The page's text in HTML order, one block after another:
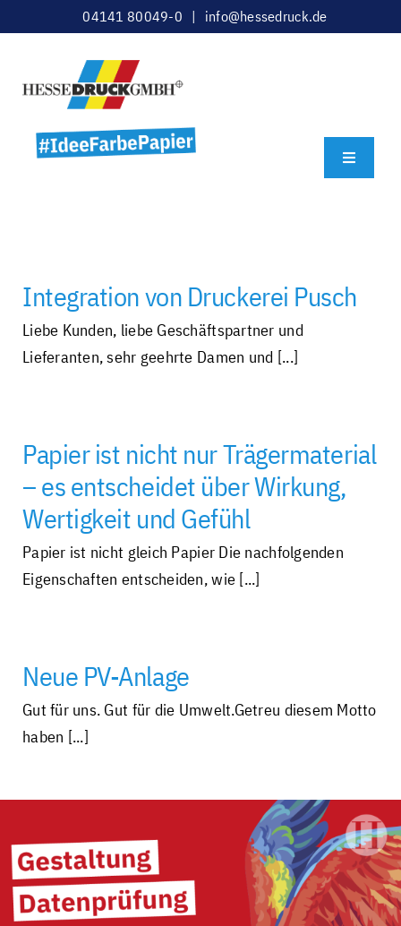
Inhalt
04141 80049-0 | info@hessedruck.de
Integration von Druckerei Pusch
Liebe Kunden, liebe Geschäftspartner und
Lieferanten, sehr geehrte Damen und [...]
Papier ist nicht nur Trägermaterial
– es entscheidet über Wirkung,
Wertigkeit und Gefühl
Papier ist nicht gleich Papier Die nachfolgenden
Eigenschaften entscheiden, wie [...]
Neue PV-Anlage
Gut für uns. Gut für die Umwelt.Getreu diesem Motto
haben [...]
Toggle
Broschüren, Bücher etc.
Individuell und personalisiert
Werben und Präsentieren
Verarbeitung · Lettershop
Datenübermittlung – sicher und einfach
Über uns
Dat sünd wi online lesen
Fredenbecker Blick online lesen